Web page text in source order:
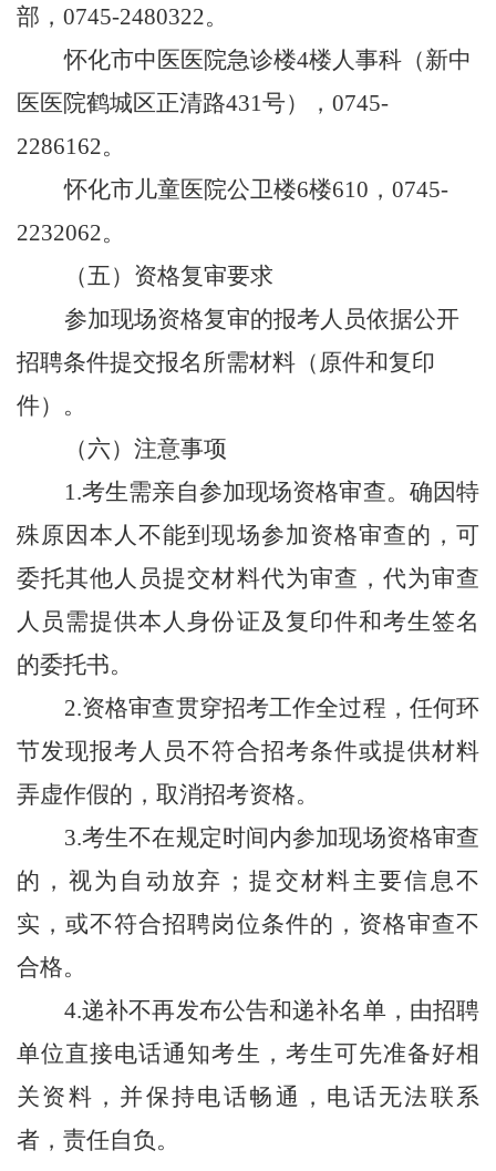
部，0745-2480322。
怀化市中医医院急诊楼4楼人事科（新中
医医院鹤城区正清路431号），0745-
2286162。
怀化市儿童医院公卫楼6楼610，0745-
2232062。
（五）资格复审要求
参加现场资格复审的报考人员依据公开
招聘条件提交报名所需材料（原件和复印
件）。
（六）注意事项
1.考生需亲自参加现场资格审查。确因特
殊原因本人不能到现场参加资格审查的，可
委托其他人员提交材料代为审查，代为审查
人员需提供本人身份证及复印件和考生签名
的委托书。
2.资格审查贯穿招考工作全过程，任何环
节发现报考人员不符合招考条件或提供材料
弄虚作假的，取消招考资格。
3.考生不在规定时间内参加现场资格审查
的，视为自动放弃；提交材料主要信息不
实，或不符合招聘岗位条件的，资格审查不
合格。
4.递补不再发布公告和递补名单，由招聘
单位直接电话通知考生，考生可先准备好相
关资料，并保持电话畅通，电话无法联系
者，责任自负。